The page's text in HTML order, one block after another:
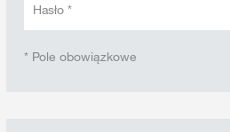
Hasło *
* Pole obowiązkowe